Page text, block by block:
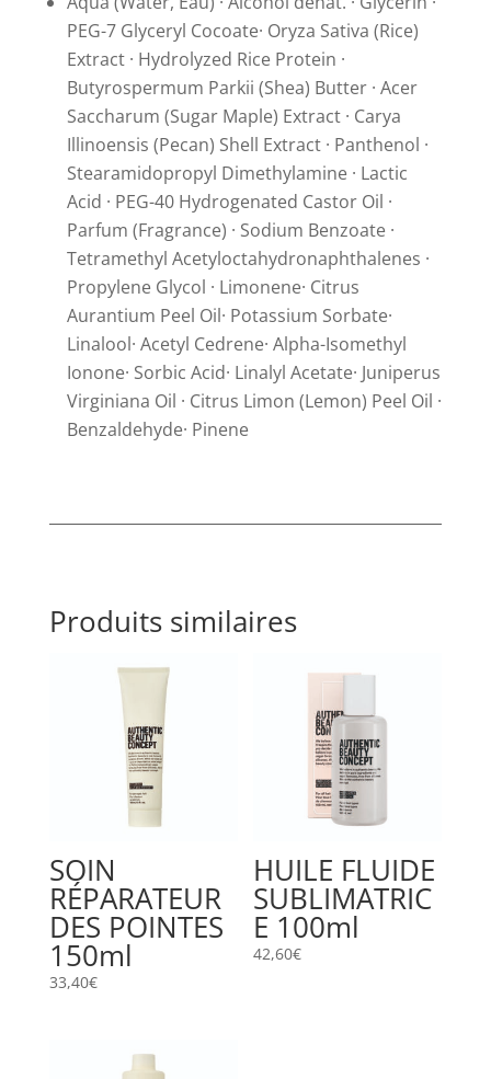
PEG-7 Glyceryl Cocoate· Oryza Sativa (Rice)
Extract · Hydrolyzed Rice Protein ·
Butyrospermum Parkii (Shea) Butter · Acer
Saccharum (Sugar Maple) Extract · Carya
Illinoensis (Pecan) Shell Extract · Panthenol ·
Stearamidopropyl Dimethylamine · Lactic
Acid · PEG-40 Hydrogenated Castor Oil ·
Parfum (Fragrance) · Sodium Benzoate ·
Tetramethyl Acetyloctahydronaphthalenes ·
Propylene Glycol · Limonene· Citrus
Aurantium Peel Oil· Potassium Sorbate·
Linalool· Acetyl Cedrene· Alpha-Isomethyl
Ionone· Sorbic Acid· Linalyl Acetate· Juniperus
Virginiana Oil · Citrus Limon (Lemon) Peel Oil ·
Benzaldehyde· Pinene
Produits similaires
SOIN
RÉPARATEUR
DES POINTES
150ml
33,40€
HUILE FLUIDE
SUBLIMATRIC
E 100ml
42,60€